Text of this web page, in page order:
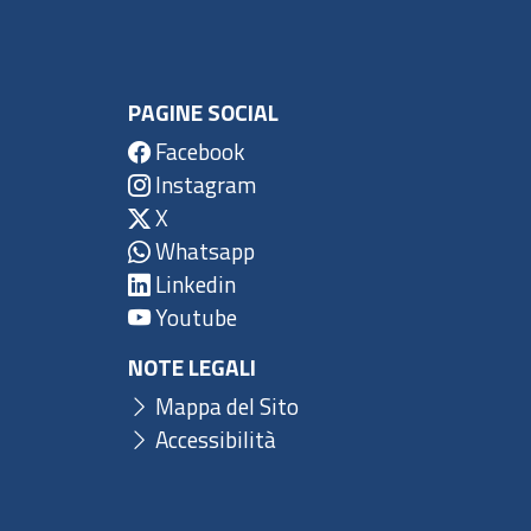
PAGINE SOCIAL
Facebook
Instagram
X
Whatsapp
Linkedin
Youtube
NOTE LEGALI
Mappa del Sito
Accessibilità